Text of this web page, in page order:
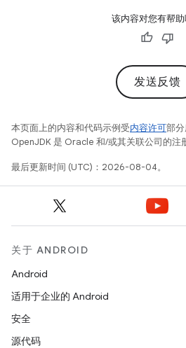
该内容对您有帮助
发送反馈
本页面上的内容和代码示例受内容许可部
OpenJDK 是 Oracle 和/或其关联公司的注
最后更新时间 (UTC)：2026-08-04。
关于 ANDROID
Android
适用于企业的 Android
安全
源代码